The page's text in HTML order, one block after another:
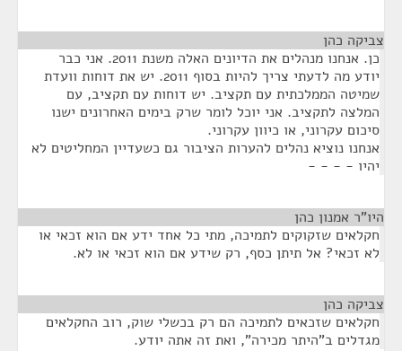
צביקה כהן
כן. אנחנו מנהלים את הדיונים האלה משנת 2011. אני כבר
יודע מה לדעתי צריך להיות בסוף 2011. יש את דוחות וועדת
שמיטה הממלכתית עם תקציב. יש דוחות עם תקציב, עם
המלצה לתקציב. אני יוכל לומר שרק בימים האחרונים ישנו
סיכום עקרוני, או כיוון עקרוני.
אנחנו נוציא נהלים להערות הציבור גם כשעדיין המחליטים לא
יהיו - - - -
היו"ר אמנון כהן
חקלאים שזקוקים לתמיכה, מתי כל אחד ידע אם הוא זכאי או
לא זכאי? אל תיתן כסף, רק שידע אם הוא זכאי או לא.
צביקה כהן
חקלאים שזכאים לתמיכה הם רק בכשלי שוק, רוב החקלאים
מגדלים ב"היתר מכירה", ואת זה אתה יודע.